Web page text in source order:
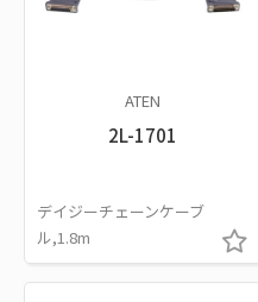
ATEN
2L-1701
デイジーチェーンケーブ
ル,1.8m